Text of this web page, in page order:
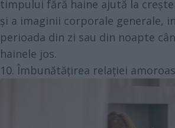
timpului fără haine ajută la
și a imaginii corporale generale,
perioada din zi sau din noapte
hainele jos.
10. Îmbunătățirea relației